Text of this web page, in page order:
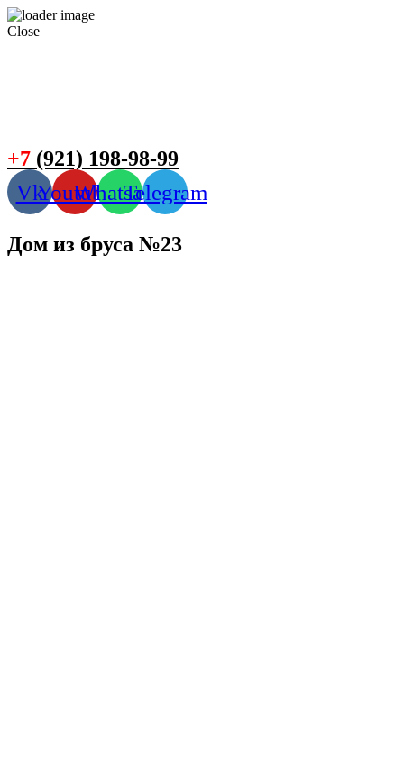
Close
+7 (921) 198-98-99
VkYoutubeWhatsappTelegram
Дом из бруса №23